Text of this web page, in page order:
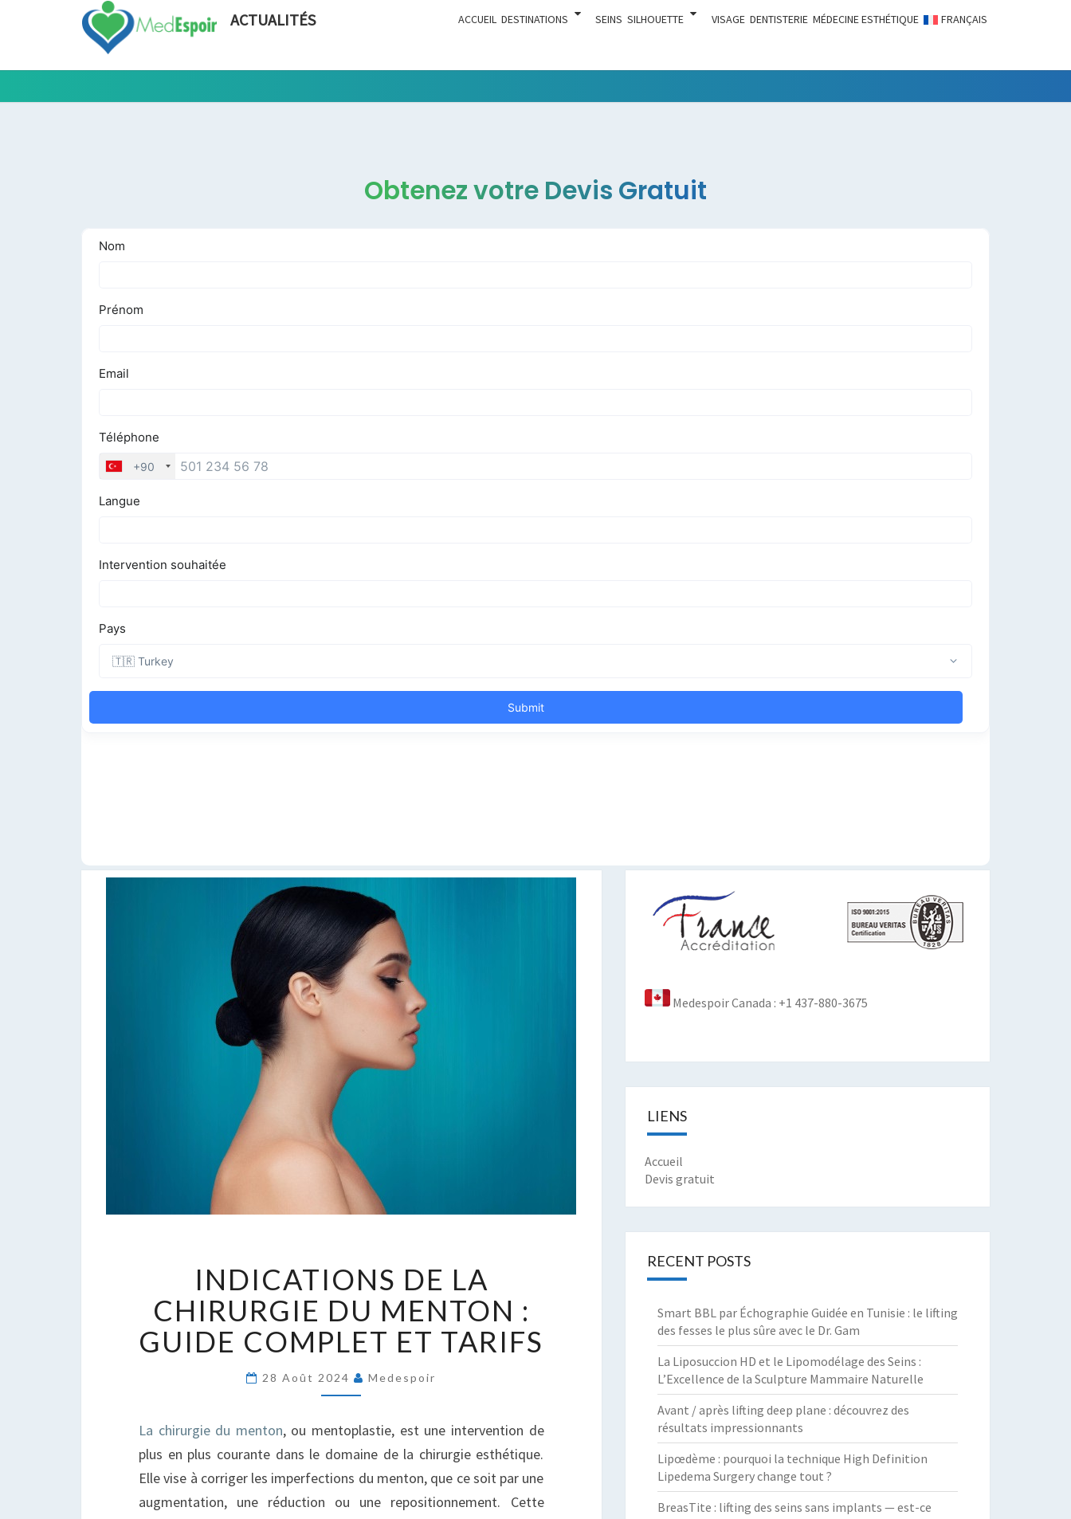
ACTUALITÉS ACCUEIL DESTINATIONS SEINS SILHOUETTE VISAGE DENTISTERIE MÉDECINE ESTHÉTIQUE FRANÇAIS
Tout Ce
Chirurgie
Esthétique
Obtenez votre Devis Gratuit
DE
LA
CHIRURGIE
DU
MENTON
:
GUIDE
ET
TARIFS
INDICATIONS DE LA
CHIRURGIE DU MENTON :
GUIDE COMPLET ET TARIFS
28 Août 2024 Medespoir
La chirurgie du menton, ou mentoplastie, est une intervention de
plus en plus courante dans le domaine de la chirurgie esthétique.
Elle vise à corriger les imperfections du menton, que ce soit par une
augmentation, une réduction ou une repositionnement. Cette
Medespoir Canada : +1 437-880-3675
LIENS
Accueil
Devis gratuit
RECENT POSTS
Smart BBL par Échographie Guidée en Tunisie : le lifting
des fesses le plus sûre avec le Dr. Gam
La Liposuccion HD et le Lipomodélage des Seins :
L’Excellence de la Sculpture Mammaire Naturelle
Avant / après lifting deep plane : découvrez des
résultats impressionnants
Lipœdème : pourquoi la technique High Definition
Lipedema Surgery change tout ?
BreasTite : lifting des seins sans implants — est-ce